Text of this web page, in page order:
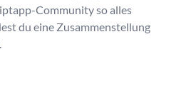
Community so alles
du eine Zusammenstellung